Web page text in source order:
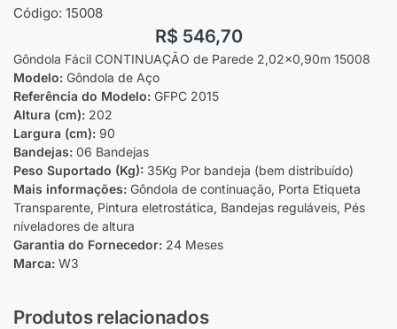
Código: 15008
R$ 546,70
Gôndola Fácil CONTINUAÇÃO de Parede 2,02×0,90m 15008
Modelo: Gôndola de Aço
Referência do Modelo: GFPC 2015
Altura (cm): 202
Largura (cm): 90
Bandejas: 06 Bandejas
Peso Suportado (Kg): 35Kg Por bandeja (bem distribuído)
Mais informações: Gôndola de continuação, Porta Etiqueta
Transparente, Pintura eletrostática, Bandejas reguláveis, Pés
níveladores de altura
Garantia do Fornecedor: 24 Meses
Marca: W3
Produtos relacionados